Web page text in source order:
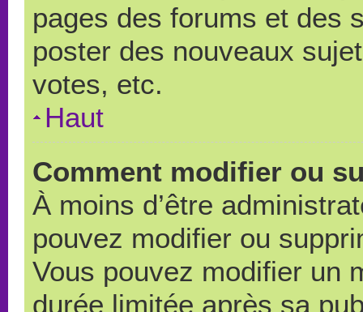
pages des forums et des
poster des nouveaux
votes, etc.
Haut
Comment modifier ou
À moins d’être
pouvez modifier ou
Vous pouvez modifier un
durée limitée après sa